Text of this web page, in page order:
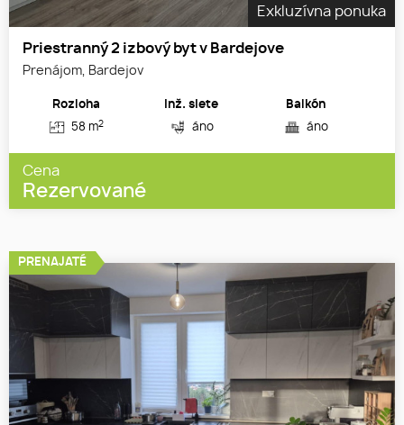
Exkluzívna ponuka
Priestranný 2 izbový byt v Bardejove
Prenájom, Bardejov
Rozloha
58 m2
Inž. siete
áno
Balkón
áno
Cena
Rezervované
PRENAJATÉ